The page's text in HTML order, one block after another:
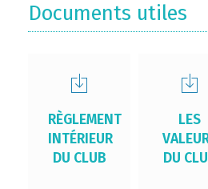
Documents utiles
RÈGLEMENT
INTÉRIEUR
DU CLUB
LES
DU